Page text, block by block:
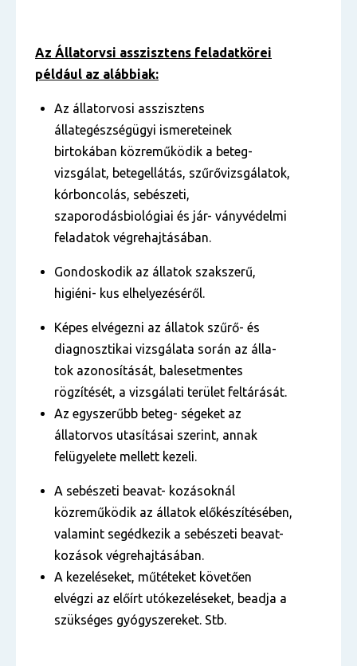
Az Állatorvsi asszisztens feladatkörei
például az alábbiak:
Az állatorvosi asszisztens
állategészségügyi ismereteinek
birtokában közreműködik a beteg-
vizsgálat, betegellátás, szűrővizsgálatok,
kórboncolás, sebészeti,
szaporodásbiológiai és jár- ványvédelmi
feladatok végrehajtásában.
Gondoskodik az állatok szakszerű,
higiéni- kus elhelyezéséről.
Képes elvégezni az állatok szűrő- és
diagnosztikai vizsgálata során az álla-
tok azonosítását, balesetmentes
rögzítését, a vizsgálati terület feltárását.
Az egyszerűbb beteg- ségeket az
állatorvos utasításai szerint, annak
felügyelete mellett kezeli.
A sebészeti beavat- kozásoknál
közreműködik az állatok előkészítésében,
valamint segédkezik a sebészeti beavat-
kozások végrehajtásában.
A kezeléseket, műtéteket követően
elvégzi az előírt utókezeléseket, beadja a
szükséges gyógyszereket. Stb.